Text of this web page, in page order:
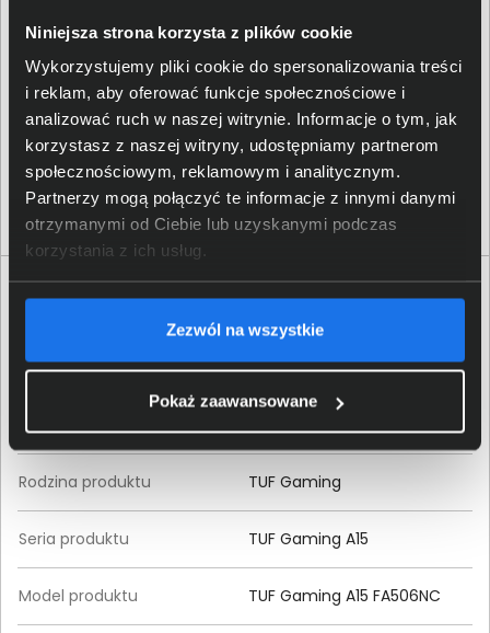
Niniejsza strona korzysta z plików cookie
Wykorzystujemy pliki cookie do spersonalizowania treści
i reklam, aby oferować funkcje społecznościowe i
analizować ruch w naszej witrynie. Informacje o tym, jak
korzystasz z naszej witryny, udostępniamy partnerom
społecznościowym, reklamowym i analitycznym.
Partnerzy mogą połączyć te informacje z innymi danymi
otrzymanymi od Ciebie lub uzyskanymi podczas
korzystania z ich usług.
Zezwól na wszystkie
Pokaż zaawansowane
Specyfikacja techniczna ASUS TUF Gaming A15
FA506NC FA506NC-HN016
Produkt
Producent ASUS
Rodzina produktu TUF Gaming
Seria produktu TUF Gaming A15
Model produktu TUF Gaming A15 FA506NC